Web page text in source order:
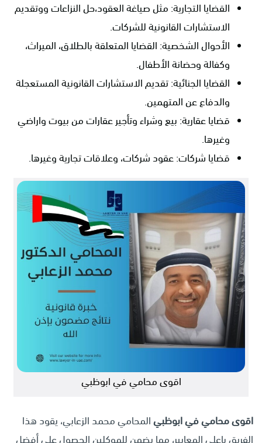
القضايا التجارية: مثل صياغة العقود،حل النزاعات ووتقديم
الاستشارات القانونية للشركات.
الأحوال الشخصية: القضايا المتعلقة بالطلاق، الميراث،
وكفالة وحضانة الأطفال.
القضايا الجنائية: تقديم الاستشارات القانونية المستعجلة
والدفاع عن المتهمين.
قضايا عقارية: بيع وشراء وتأجير عقارات من بيوت واراضي
وغيرها.
قضايا شركات: عقود شركات، وعلاقات تجارية وغيرها.
اقوى محامي في ابوظبي
اقوى محامي في ابوظبيالمحامي محمد الزعابي، يقود هذا
الفريق باعلى المعايير، مما يضمن للموكلين الحصول على أفضل